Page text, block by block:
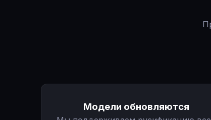
Модели обновляются